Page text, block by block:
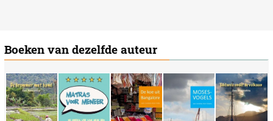
Boeken van dezelfde auteur